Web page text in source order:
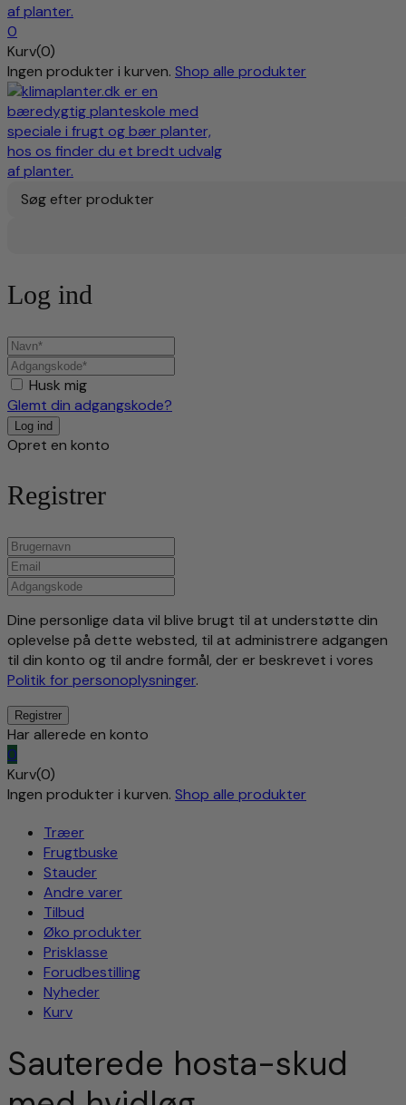
0
Kurv(0)
Ingen produkter i kurven. Shop alle produkter
Søg efter produkter
Log ind
Husk mig
Glemt din adgangskode?
Opret en konto
Registrer
Dine personlige data vil blive brugt til at understøtte din
oplevelse på dette websted, til at administrere adgangen
til din konto og til andre formål, der er beskrevet i vores
Politik for personoplysninger.
Har allerede en konto
0
Kurv(0)
Ingen produkter i kurven. Shop alle produkter
Træer
Frugtbuske
Stauder
Andre varer
Tilbud
Øko produkter
Prisklasse
Forudbestilling
Nyheder
Kurv
Sauterede hosta-skud